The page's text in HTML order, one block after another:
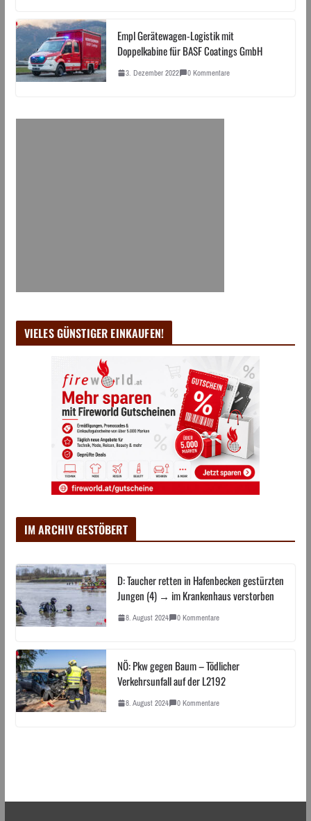
Empl Gerätewagen-Logistik mit
Doppelkabine für BASF Coatings GmbH
3. Dezember 2022 0 Kommentare
VIELES GÜNSTIGER EINKAUFEN!
IM ARCHIV GESTÖBERT
D: Taucher retten in Hafenbecken gestürzten
Jungen (4) → im Krankenhaus verstorben
8. August 2024 0 Kommentare
NÖ: Pkw gegen Baum – Tödlicher
Verkehrsunfall auf der L2192
8. August 2024 0 Kommentare